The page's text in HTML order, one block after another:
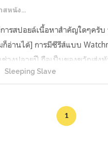
สหนัง...
ารสปอยล์เนื้อหาสำคัญใดๆครับ
ก็อ่านได้] การมีซีรีส์แบบ
ช่วงปลายปี ถือเป็นของขวัญส่ง
มาก สำหรับทั้งคนดูที่ต้องการชม
ฉพาะคนที่ชอบใน กราฟิกโนเวล
หรือ นิยายภาพ) ดั้งเดิ...
Sleeping Slave
1